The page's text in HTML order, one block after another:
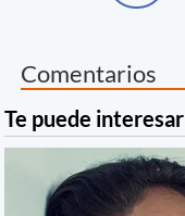
Comentarios